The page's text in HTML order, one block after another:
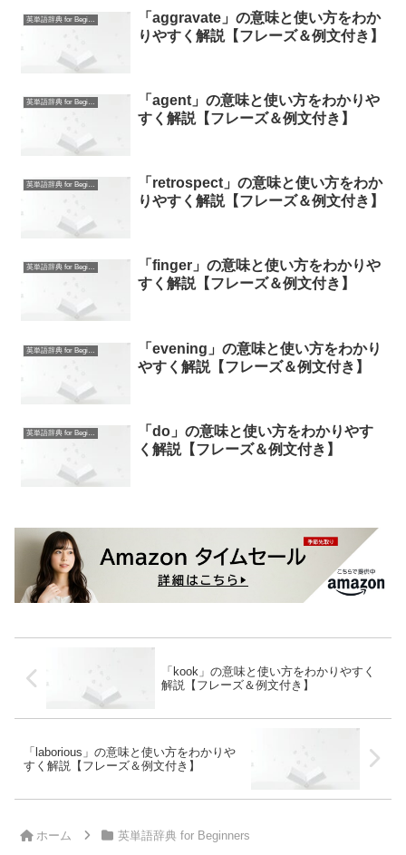
英単語辞典 for Beginners
「aggravate」の意味と使い方をわか
りやすく解説【フレーズ＆例文付き】
英単語辞典 for Beginners
「agent」の意味と使い方をわかりや
すく解説【フレーズ＆例文付き】
英単語辞典 for Beginners
「retrospect」の意味と使い方をわか
りやすく解説【フレーズ＆例文付き】
英単語辞典 for Beginners
「finger」の意味と使い方をわかりや
すく解説【フレーズ＆例文付き】
英単語辞典 for Beginners
「evening」の意味と使い方をわかり
やすく解説【フレーズ＆例文付き】
英単語辞典 for Beginners
「do」の意味と使い方をわかりやす
く解説【フレーズ＆例文付き】
「kook」の意味と使い方をわかりやすく
解説【フレーズ＆例文付き】
「laborious」の意味と使い方をわかりや
すく解説【フレーズ＆例文付き】
ホーム 英単語辞典 for Beginners